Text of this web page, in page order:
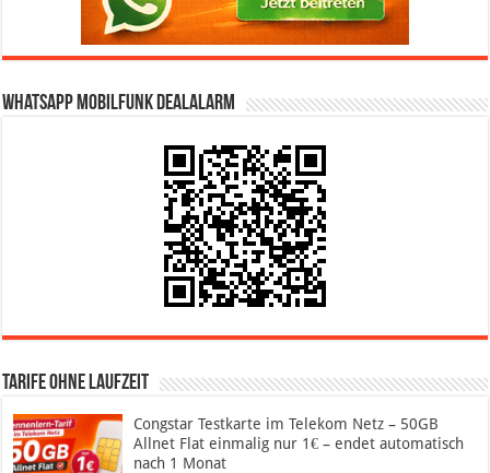
WhatsApp Mobilfunk DealAlarm
Tarife ohne Laufzeit
Congstar Testkarte im Telekom Netz – 50GB
Allnet Flat einmalig nur 1€ – endet automatisch
nach 1 Monat